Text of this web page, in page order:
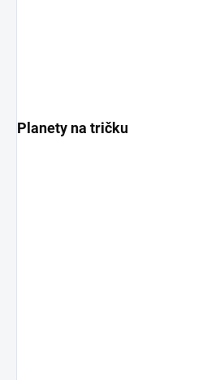
Planety na tričku